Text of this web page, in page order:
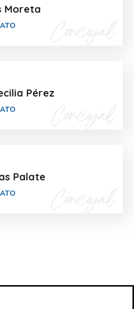
Moreta
Pérez
Palate